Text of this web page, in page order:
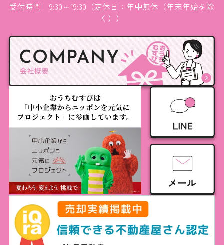
受付時間 9:30～19:30（定休日：年中無休（年末年始を除
く））